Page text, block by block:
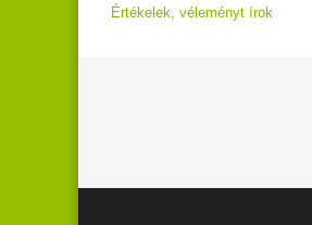
Értékelek, véleményt írok